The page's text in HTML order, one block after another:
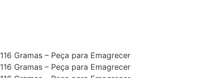
116 Gramas – Peça para Emagrecer
116 Gramas – Peça para Emagrecer